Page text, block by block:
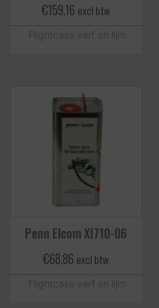
€159,16 excl btw
Flightcase verf en lijm
Penn Elcom XI710-06
€68,86 excl btw
Flightcase verf en lijm